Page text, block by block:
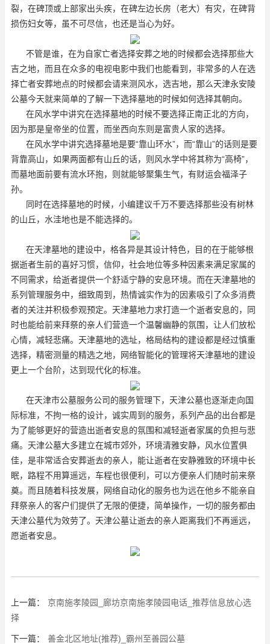
裂，在碑顶或上部家出头疾，在碑左边长房（老大）有灾，在碑背
损伤妇女等，虽不可尽信，也还是当心为好。
不管是谁，在为自家亡者选择安葬之地的时候都会选择那些大
吉之地，而且在众多的电视电影中我们也能看到，非常多的人在选
择亡者安葬地点的时候都会请来测风水，选吉地，那么天津永安陵
公墓今天就来简单的了解一下选择墓地的时候如何选择其朝向。
在风水学中讲究在选择墓地的时候不要选择正南正北的方向，
因为那是皇帝坐的位置，而坐西向东则是富贵人家的选择。
在风水学中讲究选择墓地是要“靠山环水”，而“靠山”的话则是要
背靠高山，如果两面都有山丘的话，则风水学中将其称为“高椅”，
而墓地面前要有流水环抱，则就能够聚集生气，有财运会福泽子
孙。
同时在选择墓地的时候，小编建议千万不要选择那些没有树林
的山丘，水洼地也是不能选择的。
在天津墓地的建设中，格各异是其设计特色，目的在于能够根
据逝者生前的喜好习惯，信仰，社会地位等多种因素来满足家属的
不同需求，给逝者提供一个舒适宁静的安息环境。而在天津墓地的
系列管理服务中，细致周到，热情诚实作为的因素吸引了众多消费
者的关注并积极参观预定。天津墓地力求打造一个逝者安息的，同
时也能给前来拜祭的亲人们营造一个温馨幽静的氛围，让人们放松
心情，减轻悲痛。天津墓地的选址，格局结构的建设都是经过慎重
选择，精密测量的精选之地，网络智能化的管理将天津墓地的建设
更上一个台阶，达到现代化的标准。
在天津市公墓服务公司的服务管理下，天津公墓也逐渐走向国
际标准，不拘一格的设计，诚实周到的服务，系列产品的出台都是
为了能够更好的营造出逝者安息的氛围和减轻逝者家属的负担与悲
痛。天津公墓大多建立在城市郊外，环境清雅安静，风水位置俱
佳，是非常适合安葬逝去的亲人，能让逝者在安静雅致的环境中长
眠，路程不用算遥远，车程也很便利，可以方便亲人们随时前来祭
奠。而且随着科技发展，网络自动化的服务也为远在他乡不能亲自
拜祭亲人的客户们提供了无限的便捷，简单操作，一切的服务都由
天津公墓代为效劳了。天津公墓让逝去的亲人距离我们不再遥远，
愿逝者安息。
上一篇：
京南施孝陵园_廊坊京南施孝陵园电话_推荐信息放心选
择
下一篇： 善金北区地址(推荐)_霸州至善园公墓